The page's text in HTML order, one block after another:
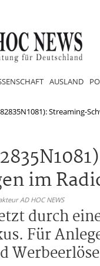
AUSLAND
Streaming-
im
AD HOC NEWS
durch
Für